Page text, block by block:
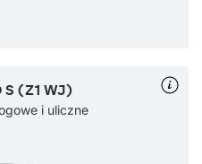
S (Z1 WJ)
i uliczne